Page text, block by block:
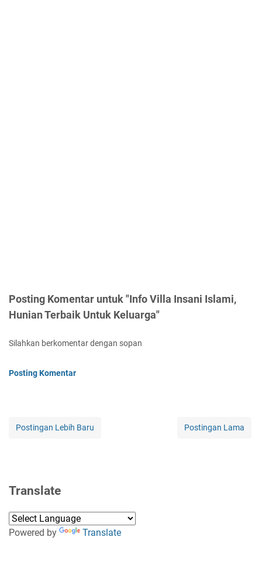
Posting Komentar untuk "Info Villa Insani Islami,
Hunian Terbaik Untuk Keluarga"
Silahkan berkomentar dengan sopan
Posting Komentar
Postingan Lebih Baru Postingan Lama
Translate
Powered by Translate